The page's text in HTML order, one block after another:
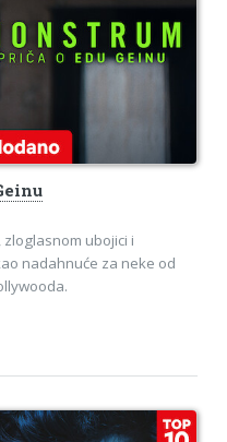
ubojici i
nadahnuće za neke od